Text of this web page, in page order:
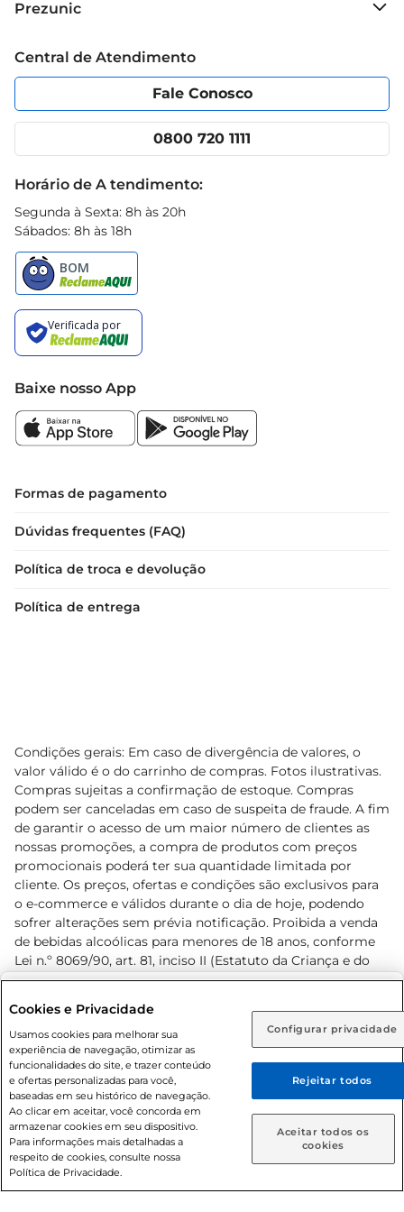
Rio de Janeiro (RJ) Goiás (GO)
Ou
Caso queira comprar online, informe como deseja receber
suas compras:
Entrega em casa Retire em Loja
Grupo Cencosud
Política de Privacidade
Portal do fornecedor
Cencosud Media
Prezunic
Código de Ética
App Prezunic
Central de Atendimento
Fale Conosco
0800 720 1111
Horário de A tendimento:
Segunda à Sexta: 8h às 20h
Sábados: 8h às 18h
Baixe nosso App
Formas de pagamento
Dúvidas frequentes (FAQ)
Política de troca e devolução
Política de entrega
Condições gerais: Em caso de divergência de valores, o
valor válido é o do carrinho de compras. Fotos ilustrativas.
Compras sujeitas a confirmação de estoque. Compras
podem ser canceladas em caso de suspeita de fraude. A fim
de garantir o acesso de um maior número de clientes as
nossas promoções, a compra de produtos com preços
promocionais poderá ter sua quantidade limitada por
cliente. Os preços, ofertas e condições são exclusivos para
o e-commerce e válidos durante o dia de hoje, podendo
sofrer alterações sem prévia notificação. Proibida a venda
de bebidas alcoólicas para menores de 18 anos, conforme
Lei n.º 8069/90, art. 81, inciso II (Estatuto da Criança e do
Adolescente). Preços e condições exclusivos para o
prévio. O valor mínimo para as compras on-line é de R$
80,00.
© 2026 Copyright. Todos os direitos
reservados Prezunic.
Cookies e Privacidade
Usamos cookies para melhorar sua
experiência de navegação, otimizar as
funcionalidades do site, e trazer conteúdo
e ofertas personalizadas para você,
baseadas em seu histórico de navegação.
Ao clicar em aceitar, você concorda em
armazenar cookies em seu dispositivo.
Para informações mais detalhadas a
respeito de cookies, consulte nossa
Política de Privacidade.
Configurar privacidade
Rejeitar todos
Aceitar todos os
cookies